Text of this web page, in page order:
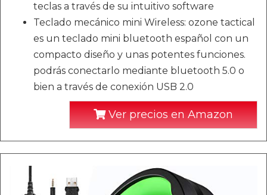
teclas a través de su intuitivo software
Teclado mecánico mini Wireless: ozone tactical
es un teclado mini bluetooth español con un
compacto diseño y unas potentes funciones.
podrás conectarlo mediante bluetooth 5.0 o
bien a través de conexión USB 2.0
Ver precios en Amazon